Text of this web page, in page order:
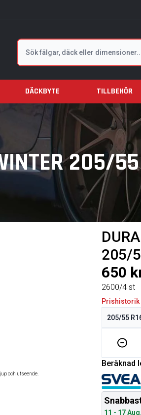
Sök
DÄCKBYTE TILLBEHÖR
205/
205/
650
2600/4 st
Prishistorik
Beräknad
11 - 17
och utseende.